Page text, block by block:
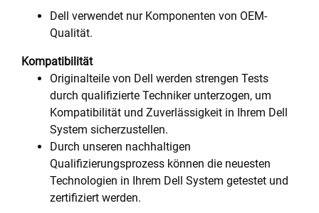
Dell verwendet nur Komponenten von OEM-
Qualität.
Kompatibilität
Originalteile von Dell werden strengen Tests
durch qualifizierte Techniker unterzogen, um
Kompatibilität und Zuverlässigkeit in Ihrem Dell
System sicherzustellen.
Durch unseren nachhaltigen
Qualifizierungsprozess können die neuesten
Technologien in Ihrem Dell System getestet und
zertifiziert werden.